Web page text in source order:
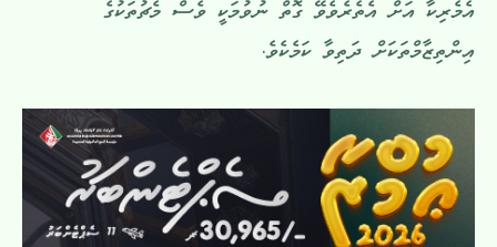
އެމެރިކާ އަށް އެތެރެވެވޭ ގޮތް ނުވުމަކީ ވެސް މެޗުތަކުގެ
އިންތިޒާމްތަކަށް ދަތިވާ ކަމެކެވެ.